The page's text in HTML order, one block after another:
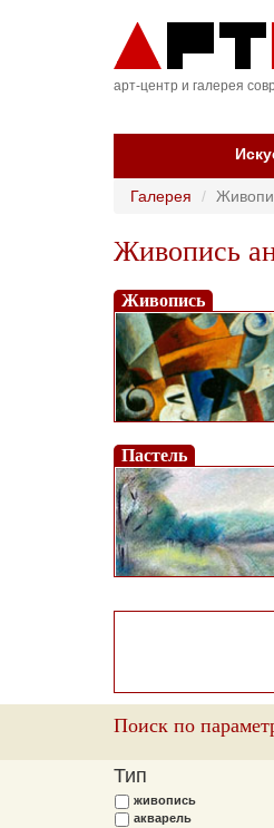
арт-центр и галерея
Галерея
Живопись
Живопись
Пастель
Поиск по
Тип
живопись
акварель